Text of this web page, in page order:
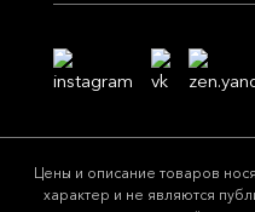
Цeны и описание товaров
харaктер и не являютcя